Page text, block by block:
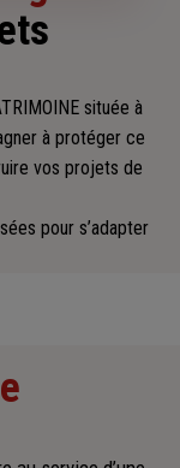
située à
à protéger ce
vos projets de
pour s’adapter